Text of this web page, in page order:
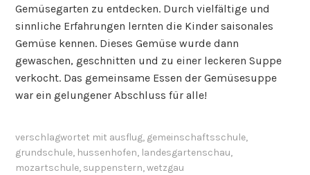
Gemüsegarten zu entdecken. Durch vielfältige und
sinnliche Erfahrungen lernten die Kinder saisonales
Gemüse kennen. Dieses Gemüse wurde dann
gewaschen, geschnitten und zu einer leckeren Suppe
verkocht. Das gemeinsame Essen der Gemüsesuppe
war ein gelungener Abschluss für alle!
verschlagwortet mit ausflug, gemeinschaftsschule,
grundschule, hussenhofen, landesgartenschau,
mozartschule, suppenstern,wetzgau